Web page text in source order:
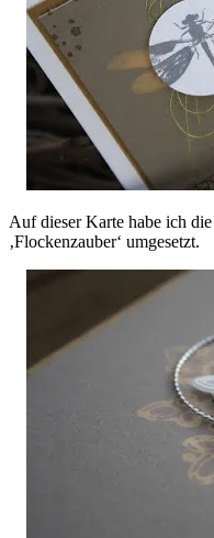
Auf dieser Karte habe ich
‚Flockenzauber‘ umgesetzt.